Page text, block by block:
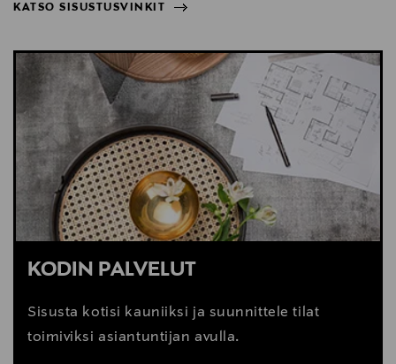
KATSO SISUSTUSVINKIT
KATSO SISUSTUSVINKIT
KODIN PALVELUT
Sisusta kotisi kauniiksi ja suunnittele tilat
toimiviksi asiantuntijan avulla.